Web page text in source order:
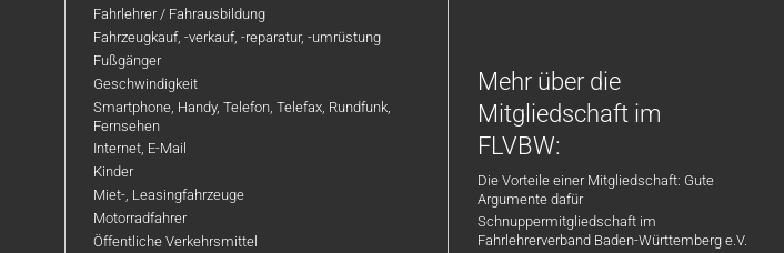
Fahrlehrer / Fahrausbildung
Fahrzeugkauf, -verkauf, -reparatur, -umrüstung
Fußgänger
Geschwindigkeit
Smartphone, Handy, Telefon, Telefax, Rundfunk,
Fernsehen
Internet, E-Mail
Kinder
Miet-, Leasingfahrzeuge
Motorradfahrer
Öffentliche Verkehrsmittel
Mehr über die
Mitgliedschaft im
FLVBW:
Die Vorteile einer Mitgliedschaft: Gute
Argumente dafür
Schnuppermitgliedschaft im
Fahrlehrerverband Baden-Württemberg e.V.